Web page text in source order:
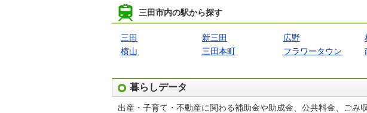
三田市内の駅から探す
三田 新三田 広野
横山
三田本町 フラワータウン
暮らしデータ
出産・子育て・不動産に関わる補助金や助成金、公共料金、ごみ